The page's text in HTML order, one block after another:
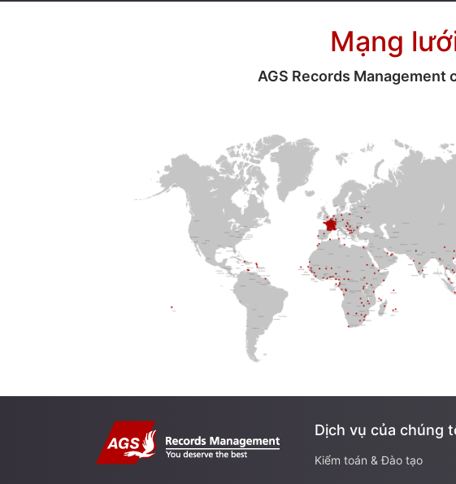
Mạng
AGS Records
Dịch vụ của chúng
Kiểm toán & Đào tạo